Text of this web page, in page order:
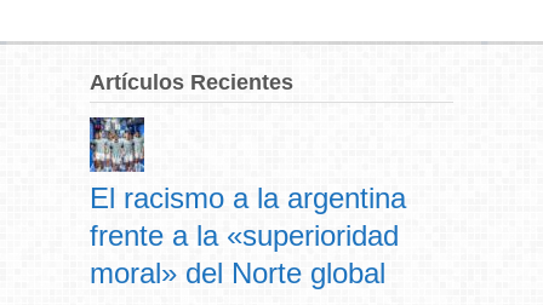
Artículos Recientes
El racismo a la argentina
frente a la «superioridad
moral» del Norte global